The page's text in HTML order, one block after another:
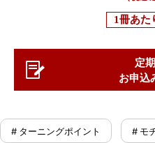
1冊あた
定
お申込
# ターニングポイント # モ